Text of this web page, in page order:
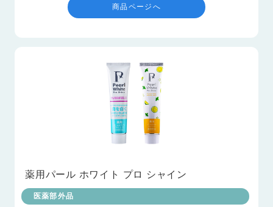
商品ページへ
薬用パール ホワイト プロ シャイン
医薬部外品